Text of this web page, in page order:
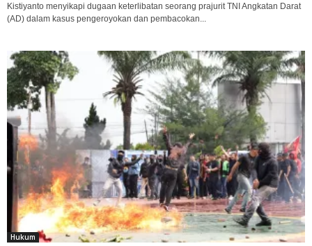
Kistiyanto menyikapi dugaan keterlibatan seorang prajurit TNI Angkatan Darat
(AD) dalam kasus pengeroyokan dan pembacokan...
Hukum